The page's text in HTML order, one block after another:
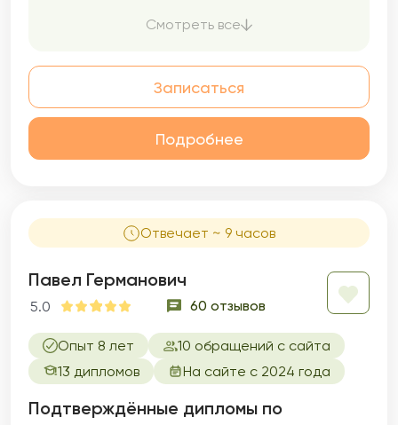
«что-то не так».Смотреть все
Записаться
Подробнее
Отвечает ~ 9 часов
Павел Германович
5.0 60 отзывов
Опыт 8 лет
10 обращений с сайта
13 дипломов
На сайте с 2024 года
Подтверждённые дипломы по